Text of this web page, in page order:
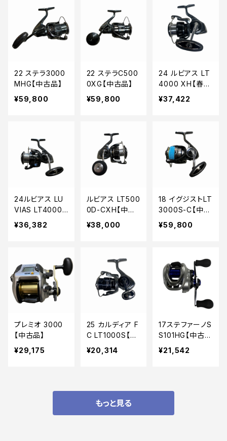
22 ステラ3000
MHG【中古品】
¥59,800
22 ステラC500
0XG【中古品】
¥59,800
24 ルビアス LT
4000 XH【春の
大感謝祭】【中古
¥37,422
24ルビアス LU
VIAS LT4000
XH【中古品】
¥36,382
ルビアス LT500
0D-CXH【中古
品】
¥38,000
18 イグジストLT
3000S-C【中古
品】
¥59,800
プレミオ 3000
【中古品】
¥29,175
25 カルディア F
C LT1000S【中
古品】
¥20,314
17ステファーノS
S101HG【中古
品】
¥21,542
もっと見る